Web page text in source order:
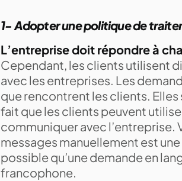
1- Adopter une politique de
L’entreprise doit répondre à
Cependant, les clients utilisent
avec les entreprises. Les
que rencontrent les clients.
fait que les clients peuvent
communiquer avec l’entreprise.
messages manuellement est
possible qu’une demande en
francophone.